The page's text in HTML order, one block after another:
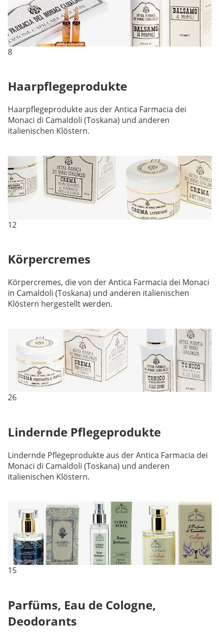
8
Haarpflegeprodukte
Haarpflegeprodukte aus der Antica Farmacia dei
Monaci di Camaldoli (Toskana) und anderen
italienischen Klöstern.
12
Körpercremes
Körpercremes, die von der Antica Farmacia dei Monaci
in Camaldoli (Toskana) und anderen italienischen
Klöstern hergestellt werden.
26
Lindernde Pflegeprodukte
Lindernde Pflegeprodukte aus der Antica Farmacia dei
Monaci di Camaldoli (Toskana) und anderen
italienischen Klöstern.
15
Parfüms, Eau de Cologne,
Deodorants